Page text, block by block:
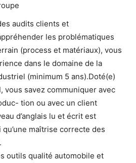
audits clients et
les problématiques
(process et matériaux), vous
dans le domaine de la
(minimum 5 ans).Doté(e)
vous savez communiquer avec
tion ou avec un client
d’anglais lu et écrit est
maîtrise correcte des
outils qualité automobile et